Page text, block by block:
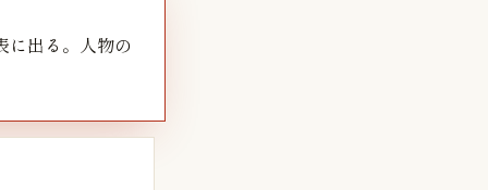
に出る。人物の